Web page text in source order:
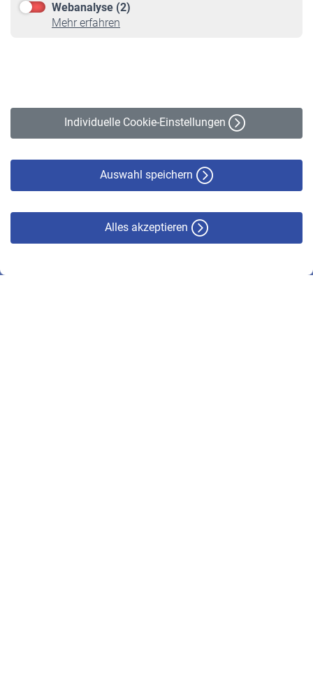
Webanalyse (2)
Mehr erfahren
Individuelle Cookie-Einstellungen
Auswahl speichern
Alles akzeptieren
Online-Rechner
VBLnewsletter
Erklärung zur Barrierefreiheit
© VBL 2026